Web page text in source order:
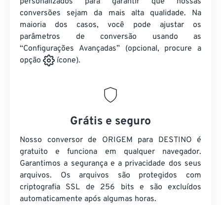
conversões sejam da mais alta qualidade. Na
maioria dos casos, você pode ajustar os
parâmetros de conversão usando as
“Configurações Avançadas” (opcional, procure a
opção
ícone).
Grátis e seguro
Nosso conversor de ORIGEM para DESTINO é
gratuito e funciona em qualquer navegador.
Garantimos a segurança e a privacidade dos seus
arquivos. Os arquivos são protegidos com
criptografia SSL de 256 bits e são excluídos
automaticamente após algumas horas.